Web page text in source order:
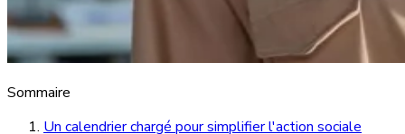
Sommaire
Un calendrier chargé pour simplifier l'action sociale